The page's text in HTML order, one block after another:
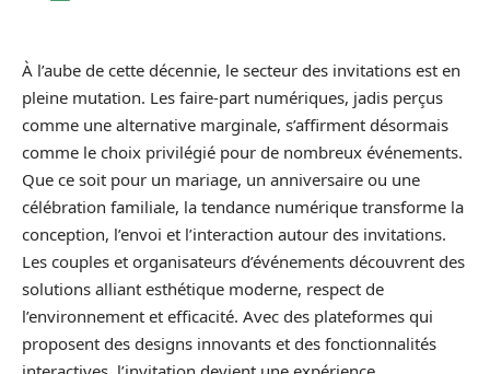
À l’aube de cette décennie, le secteur des invitations est en
pleine mutation. Les faire-part numériques, jadis perçus
comme une alternative marginale, s’affirment désormais
comme le choix privilégié pour de nombreux événements.
Que ce soit pour un mariage, un anniversaire ou une
célébration familiale, la tendance numérique transforme la
conception, l’envoi et l’interaction autour des invitations.
Les couples et organisateurs d’événements découvrent des
solutions alliant esthétique moderne, respect de
l’environnement et efficacité. Avec des plateformes qui
proposent des designs innovants et des fonctionnalités